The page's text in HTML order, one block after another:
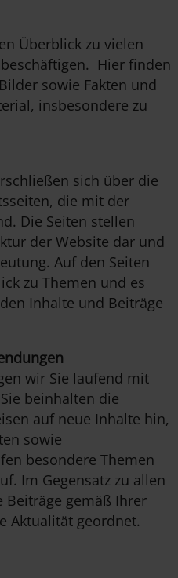
Überblick zu vielen
Hier finden
sowie Fakten und
insbesondere zu
sich über die
die mit der
Die Seiten stellen
der Website dar und
Auf den Seiten
zu Themen und es
Inhalte und Beiträge
wir Sie laufend mit
beinhalten die
auf neue Inhalte hin,
sowie
besondere Themen
Im Gegensatz zu allen
gemäß Ihrer
Aktualität geordnet.